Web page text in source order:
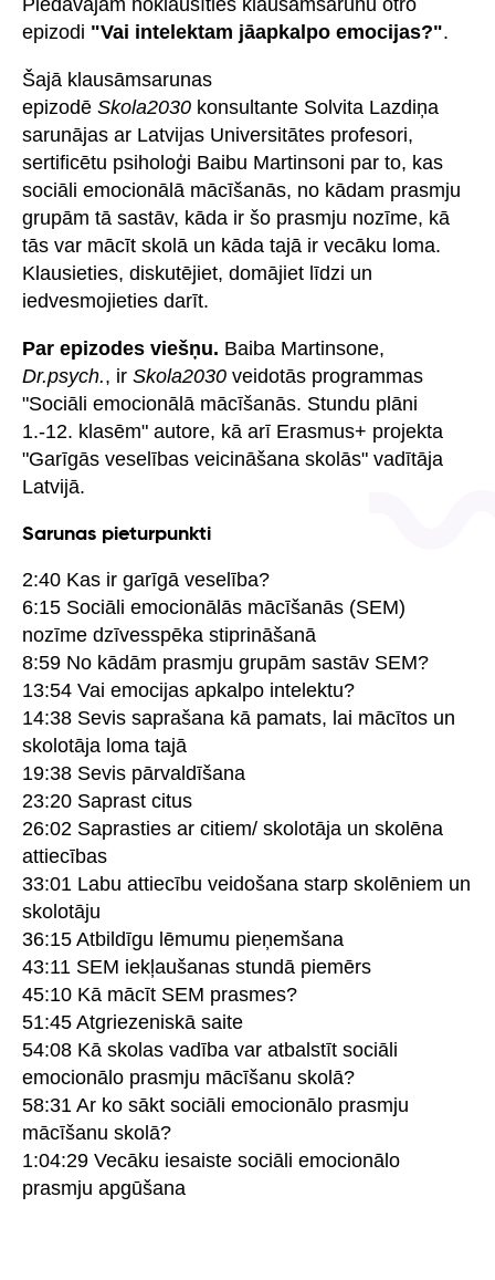
epizodi "Vai intelektam jāapkalpo emocijas?".
Šajā klausāmsarunas
epizodē Skola2030 konsultante Solvita Lazdiņa
sarunājas ar Latvijas Universitātes profesori,
sertificētu psiholoģi Baibu Martinsoni par to, kas
sociāli emocionālā mācīšanās, no kādam prasmju
grupām tā sastāv, kāda ir šo prasmju nozīme, kā
tās var mācīt skolā un kāda tajā ir vecāku loma.
Klausieties, diskutējiet, domājiet līdzi un
iedvesmojieties darīt.
Par epizodes viešņu. Baiba Martinsone,
Dr.psych., ir Skola2030 veidotās programmas
"Sociāli emocionālā mācīšanās. Stundu plāni
1.-12. klasēm" autore, kā arī Erasmus+ projekta
"Garīgās veselības veicināšana skolās" vadītāja
Latvijā.
Sarunas pieturpunkti
2:40 Kas ir garīgā veselība?
6:15 Sociāli emocionālās mācīšanās (SEM)
nozīme dzīvesspēka stiprināšanā
8:59 No kādām prasmju grupām sastāv SEM?
13:54 Vai emocijas apkalpo intelektu?
14:38 Sevis saprašana kā pamats, lai mācītos un
skolotāja loma tajā
19:38 Sevis pārvaldīšana
23:20 Saprast citus
26:02 Saprasties ar citiem/ skolotāja un skolēna
attiecības
33:01 Labu attiecību veidošana starp skolēniem un
skolotāju
36:15 Atbildīgu lēmumu pieņemšana
43:11 SEM iekļaušanas stundā piemērs
45:10 Kā mācīt SEM prasmes?
51:45 Atgriezeniskā saite
54:08 Kā skolas vadība var atbalstīt sociāli
emocionālo prasmju mācīšanu skolā?
58:31 Ar ko sākt sociāli emocionālo prasmju
mācīšanu skolā?
1:04:29 Vecāku iesaiste sociāli emocionālo
prasmju apgūšana